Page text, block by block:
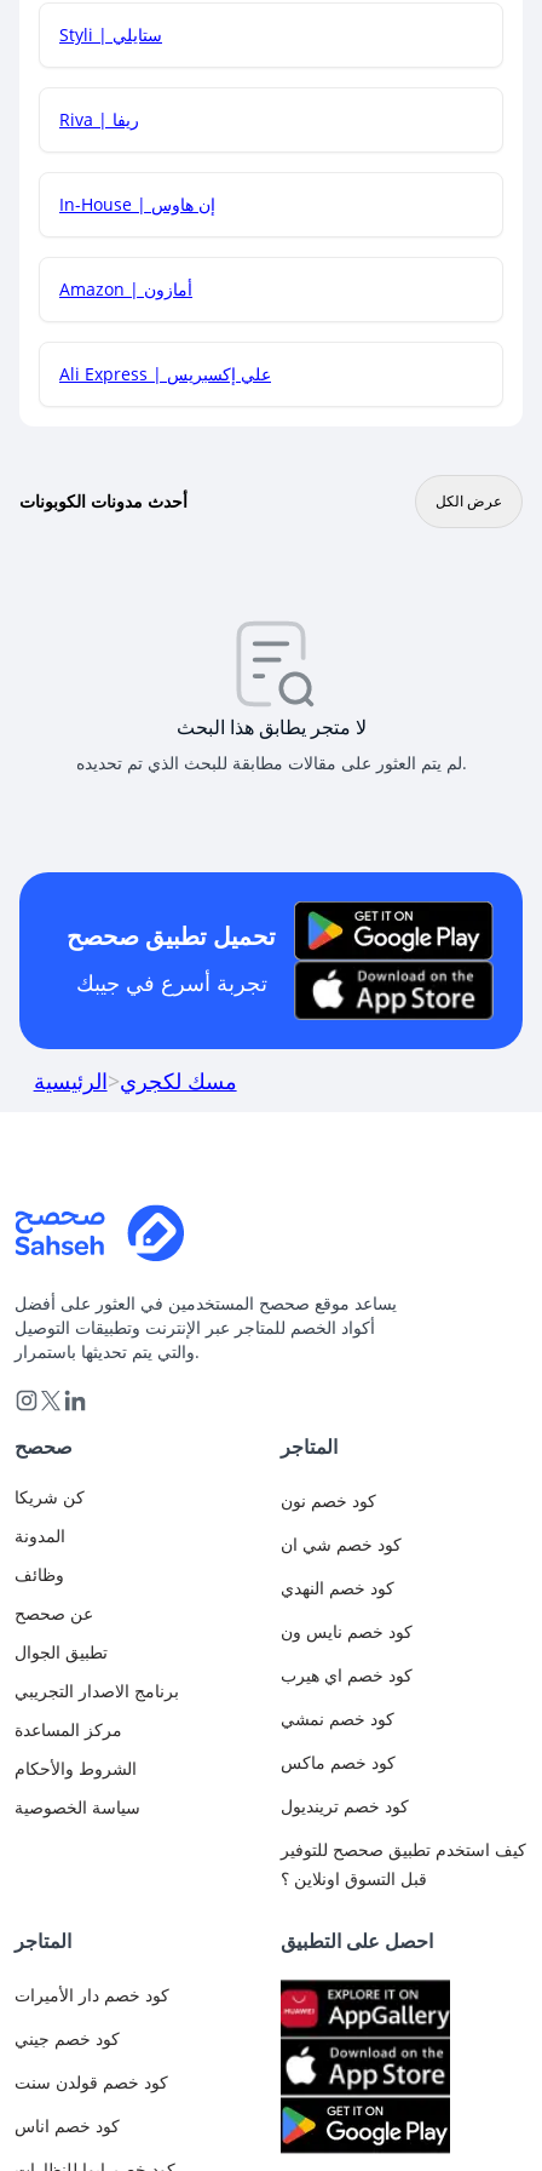
هل يمكنني جمع كود خصم مع العروض الأخرى؟
Styli | ستايلي
Riva | ريفا
In-House | إن هاوس
Amazon | أمازون
Ali Express | علي إكسبريس
أحدث مدونات الكوبونات عرض الكل
لا متجر يطابق هذا البحث
لم يتم العثور على مقالات مطابقة للبحث الذي تم تحديده.
تحميل تطبيق صحصح
تجربة أسرع في جيبك
الرئيسية>مسك لكجري
يساعد موقع صحصح المستخدمين في العثور على أفضل
أكواد الخصم للمتاجر عبر الإنترنت وتطبيقات التوصيل
والتي يتم تحديثها باستمرار.
صحصح
كن شريكا
المدونة
وظائف
عن صحصح
تطبيق الجوال
برنامج الاصدار التجريبي
مركز المساعدة
الشروط والأحكام
سياسة الخصوصية
المتاجر
كود خصم نون
كود خصم شي ان
كود خصم النهدي
كود خصم نايس ون
كود خصم اي هيرب
كود خصم نمشي
كود خصم ماكس
كود خصم ترينديول
كيف استخدم تطبيق صحصح للتوفير
قبل التسوق اونلاين ؟
المتاجر
كود خصم دار الأميرات
كود خصم جيني
كود خصم قولدن سنت
كود خصم اناس
احصل على التطبيق